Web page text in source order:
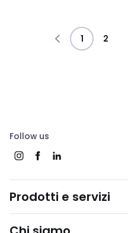
1 2
Follow us
Prodotti e servizi